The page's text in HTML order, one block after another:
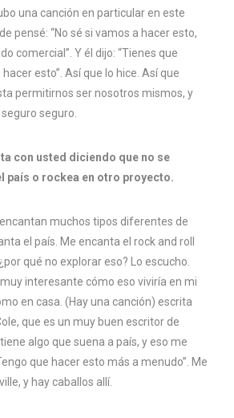
una canción en particular en este
pensé: “No sé si vamos a hacer esto,
comercial”. Y él dijo: “Tienes que
esto”. Así que lo hice. Así que
permitirnos ser nosotros mismos, y
seguro.
con usted diciendo que no se
país o rockea en otro proyecto.
muchos tipos diferentes de
el país. Me encanta el rock and roll
qué no explorar eso? Lo escucho.
interesante cómo eso viviría en mi
en casa. (Hay una canción) escrita
que es un muy buen escritor de
algo que suena a país, y eso me
que hacer esto más a menudo”. Me
y hay caballos allí.